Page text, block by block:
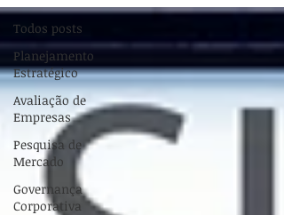
Todos posts
Planejamento
Estratégico
Avaliação de
Empresas
Pesquisa de
Mercado
Governança
Corporativa